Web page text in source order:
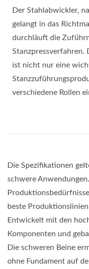
Der Stahlabwickler,
gelangt in das
durchläuft die
ist nicht nur eine
verschiedene Rollen
Die Spezifikationen
schwere
beste
Entwickelt mit den
Komponenten und
Die schweren Beine
ohne Fundament auf